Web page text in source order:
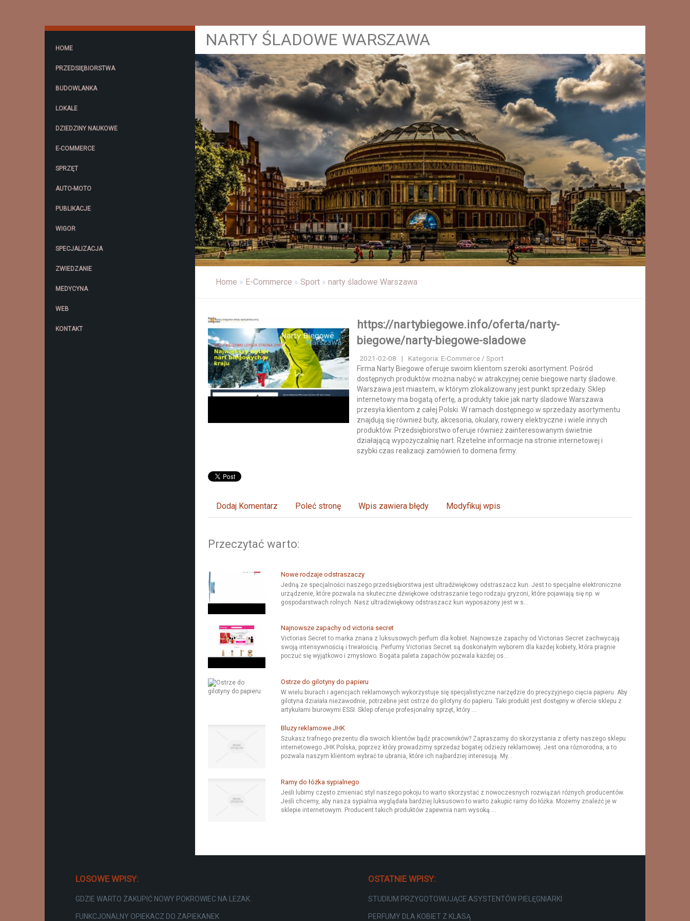
HOME
PRZEDSIĘBIORSTWA
BUDOWLANKA
LOKALE
DZIEDZINY NAUKOWE
E-COMMERCE
SPRZĘT
AUTO-MOTO
PUBLIKACJE
WIGOR
SPECJALIZACJA
ZWIEDZANIE
MEDYCYNA
WEB
KONTAKT
NARTY ŚLADOWE WARSZAWA
Home » E-Commerce » Sport» narty śladowe Warszawa
https://nartybiegowe.info/oferta/narty-
biegowe/narty-biegowe-sladowe
2021-02-08 |
Kategoria: E-Commerce / Sport
Firma Narty Biegowe oferuje swoim klientom szeroki asortyment. Pośród
dostępnych produktów można nabyć w atrakcyjnej cenie biegowe narty śladowe.
Warszawa jest miastem, w którym zlokalizowany jest punkt sprzedaży. Sklep
internetowy ma bogatą ofertę, a produkty takie jak narty śladowe Warszawa
przesyła klientom z całej Polski. W ramach dostępnego w sprzedaży asortymentu
znajdują się również buty, akcesoria, okulary, rowery elektryczne i wiele innych
produktów. Przedsiębiorstwo oferuje również zainteresowanym świetnie
działającą wypożyczalnię nart. Rzetelne informacje na stronie internetowej i
szybki czas realizacji zamówień to domena firmy.
Dodaj Komentarz Poleć stronę Wpis zawiera błędy Modyfikuj wpis
Przeczytać warto:
Nowe rodzaje odstraszaczy
Jedną ze specjalności naszego przedsiębiorstwa jest ultradźwiękowy odstraszacz kun. Jest to specjalne elektroniczne
urządzenie, które pozwala na skuteczne dźwiękowe odstraszanie tego rodzaju gryzoni, które pojawiają się np. w
gospodarstwach rolnych. Nasz ultradźwiękowy odstraszacz kun wyposażony jest w s...
Najnowsze zapachy od victoria secret
Victorias Secret to marka znana z luksusowych perfum dla kobiet. Najnowsze zapachy od Victorias Secret zachwycają
swoją intensywnością i trwałością. Perfumy Victorias Secret są doskonałym wyborem dla każdej kobiety, która pragnie
poczuć się wyjątkowo i zmysłowo. Bogata paleta zapachów pozwala każdej os...
Ostrze do gilotyny do papieru
W wielu biurach i agencjach reklamowych wykorzystuje się specjalistyczne narzędzie do precyzyjnego cięcia papieru. Aby
gilotyna działała niezawodnie, potrzebne jest ostrze do gilotyny do papieru. Taki produkt jest dostępny w ofercie sklepu z
artykułami biurowymi ESSI. Sklep oferuje profesjonalny sprzęt, który ...
Bluzy reklamowe JHK
Szukasz trafnego prezentu dla swoich klientów bądź pracowników? Zapraszamy do skorzystania z oferty naszego sklepu
internetowego JHK Polska, poprzez który prowadzimy sprzedaż bogatej odzieży reklamowej. Jest ona różnorodna, a to
pozwala naszym klientom wybrać te ubrania, które ich najbardziej interesują. My...
Ramy do łóżka sypialnego
Jeśli lubimy często zmieniać styl naszego pokoju to warto skorzystać z nowoczesnych rozwiązań różnych producentów.
Jeśli chcemy, aby nasza sypialnia wyglądała bardziej luksusowo to warto zakupić ramy do łóżka. Możemy znaleźć je w
sklepie internetowym. Producent takich produktów zapewnia nam wysoką ...
LOSOWE WPISY:
GDZIE WARTO ZAKUPIĆ NOWY POKROWIEC NA LEŻAK.
FUNKCJONALNY OPIEKACZ DO ZAPIEKANEK
OSTATNIE WPISY:
STUDIUM PRZYGOTOWUJĄCE ASYSTENTÓW PIELĘGNIARKI
PERFUMY DLA KOBIET Z KLASĄ